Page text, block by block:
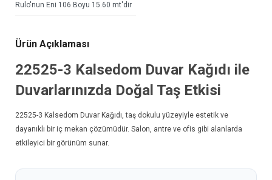
Rulo'nun Eni 106 Boyu 15.60 mt'dir
Ürün Açıklaması
22525-3 Kalsedom Duvar Kağıdı ile
Duvarlarınızda Doğal Taş Etkisi
22525-3 Kalsedom Duvar Kağıdı, taş dokulu yüzeyiyle estetik ve
dayanıklı bir iç mekan çözümüdür. Salon, antre ve ofis gibi alanlarda
etkileyici bir görünüm sunar.